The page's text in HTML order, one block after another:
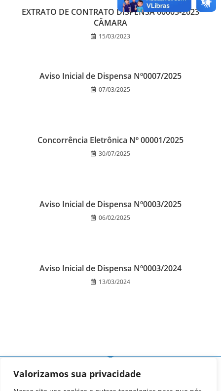
Valorizamos sua privacidade
EXTRATO DE CONTRATO DISPENSA 00003-2023
CÂMARA
15/03/2023
Aviso Inicial de Dispensa Nº0007/2025
07/03/2025
Concorrência Eletrônica Nº 00001/2025
30/07/2025
Aviso Inicial de Dispensa Nº0003/2025
06/02/2025
Aviso Inicial de Dispensa Nº0003/2024
13/03/2024